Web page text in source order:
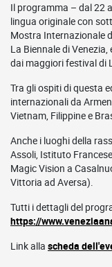
Il programma – dal 22
lingua originale con
Mostra Internazionale
La Biennale di
dai maggiori festival di
Tra gli ospiti di questa
internazionali da
Vietnam, Filippine e
Anche i luoghi della
Assoli, Istituto
Magic Vision a
Vittoria ad Aversa).
Tutti i dettagli del
https://
Link alla scheda